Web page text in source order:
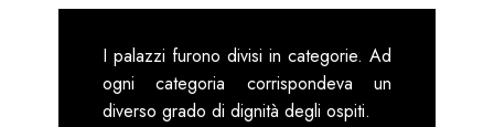
I palazzi furono divisi in categorie. Ad
ogni categoria corrispondeva un
diverso grado di dignità degli ospiti.